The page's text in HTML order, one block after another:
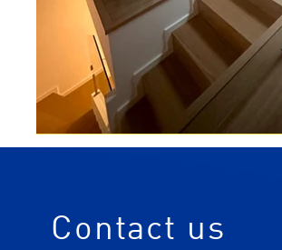
Contact us